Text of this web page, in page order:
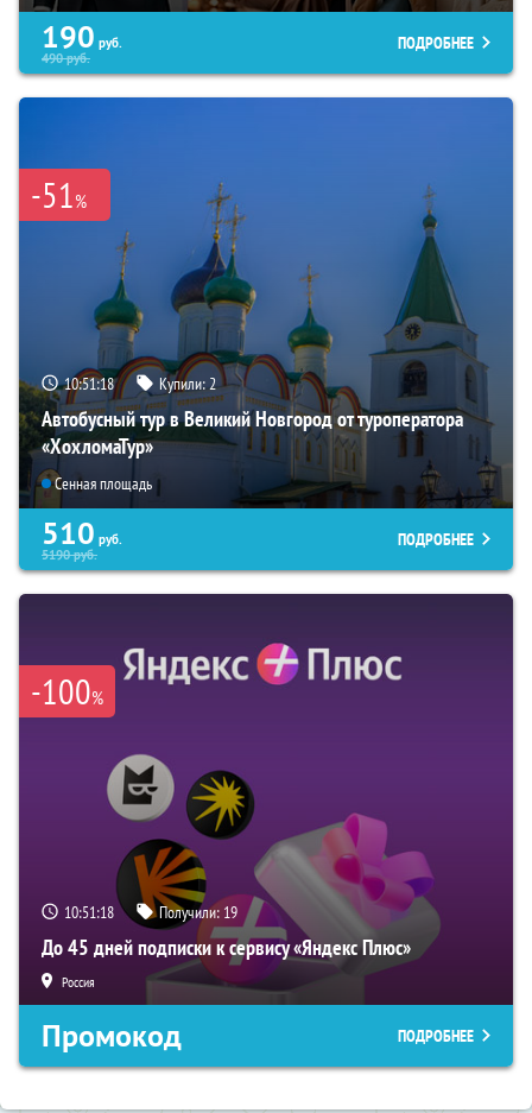
190 руб.
490руб.
ПОДРОБНЕЕ
-51%
10:51:17 Купили:2
Автобусный тур в Великий Новгород от туроператора
«ХохломаТур»
Сенная площадь
510 руб.
5190руб.
ПОДРОБНЕЕ
-100%
10:51:17 Получили: 19
До 45 дней подписки к сервису «Яндекс Плюс»
Россия
Промокод ПОДРОБНЕЕ